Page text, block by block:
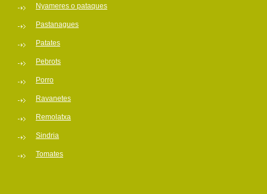
Nyameres o pataques
Pastanagues
Patates
Pebrots
Porro
Ravanetes
Remolatxa
Sindria
Tomates